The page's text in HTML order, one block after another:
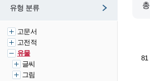
유형 분류
고문서
고전적
유물
글씨
그림
총
81